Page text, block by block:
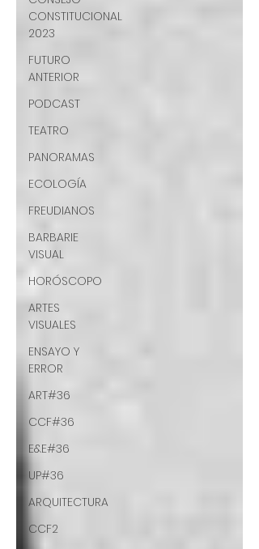
CONSTITUCIONAL
2023
FUTURO
ANTERIOR
PODCAST
TEATRO
PANORAMAS
ECOLOGÍA
FREUDIANOS
BARBARIE
VISUAL
HORÓSCOPO
ARTES
VISUALES
ENSAYO Y
ERROR
ART#36
CCF#36
E&E#36
UP#36
ARQUITECTURA
CCF2